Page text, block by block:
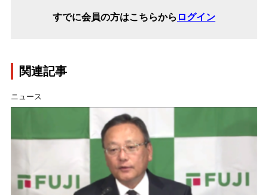
すでに会員の方はこちらから ログイン
関連記事
ニュース